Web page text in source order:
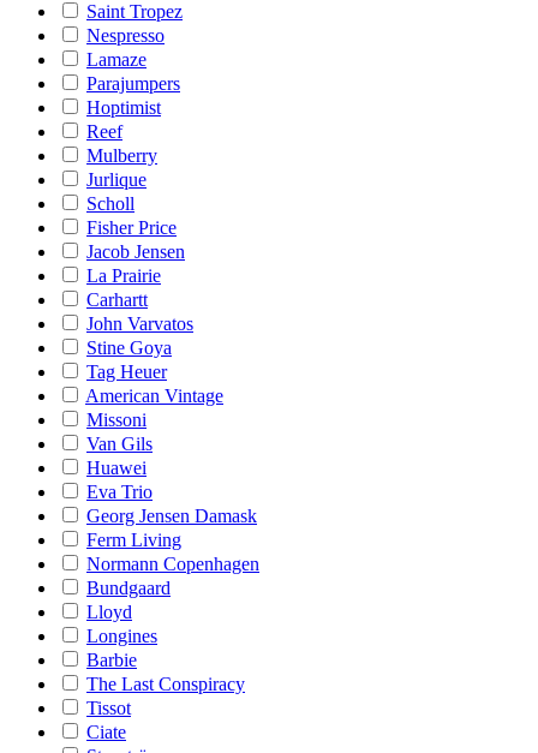
Saint Tropez
Nespresso
Lamaze
Parajumpers
Hoptimist
Reef
Mulberry
Jurlique
Scholl
Fisher Price
Jacob Jensen
La Prairie
Carhartt
John Varvatos
Stine Goya
Tag Heuer
American Vintage
Missoni
Van Gils
Huawei
Eva Trio
Georg Jensen Damask
Ferm Living
Normann Copenhagen
Bundgaard
Lloyd
Longines
Barbie
The Last Conspiracy
Tissot
Ciate